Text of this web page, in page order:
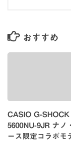
おすすめ
CASIO G-
5600NU-9JR ナノ
ース限定コラボ